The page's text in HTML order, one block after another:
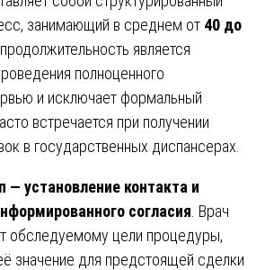
занимающий в среднем от 40 до
продолжительность является
полноценного
и исключает формальный
встречается при получении
в государственных диспансерах.
— установление контакта и
согласия . Врач
обследуемому цели процедуры,
значение для предстоящей сделки